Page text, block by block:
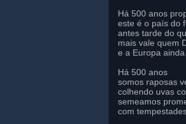
Há 500 anos
este é o país do
antes tarde do
mais vale quem
e a Europa
Há 500 anos
somos raposas
colhendo uvas
semeamos
com